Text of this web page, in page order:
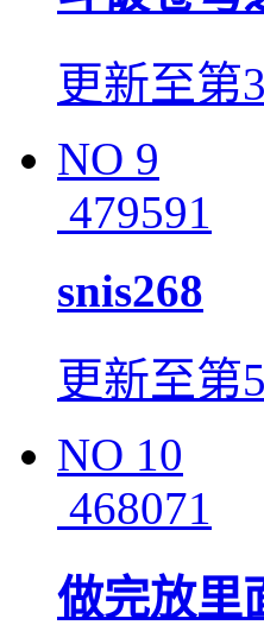
更新至第
NO 9
479591
snis268
更新至第
NO 10
468071
做完放里